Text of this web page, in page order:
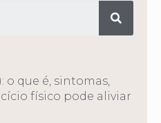
o que é, sintomas,
físico pode aliviar